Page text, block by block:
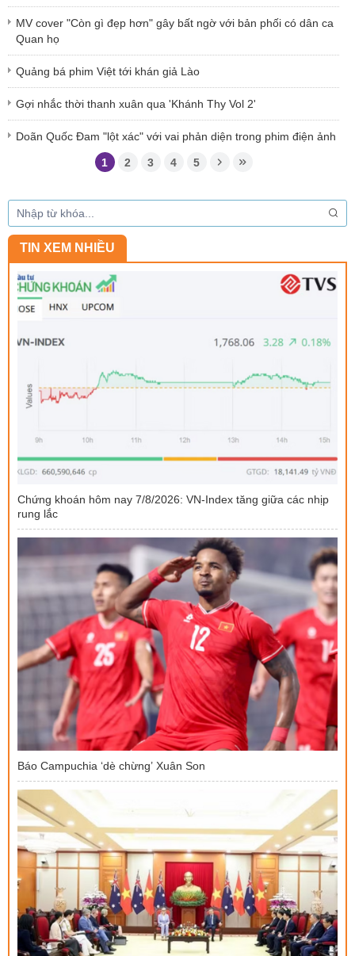
MV cover "Còn gì đẹp hơn" gây bất ngờ với bản phối có dân ca
Quan họ
Quảng bá phim Việt tới khán giả Lào
Gợi nhắc thời thanh xuân qua 'Khánh Thy Vol 2'
Doãn Quốc Đam "lột xác" với vai phản diện trong phim điện ảnh
1 2 3 4 5
TIN XEM NHIỀU
Chứng khoán hôm nay 7/8/2026: VN-Index tăng giữa các nhịp
rung lắc
Báo Campuchia ‘dè chừng’ Xuân Son